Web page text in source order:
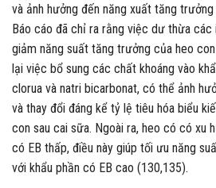
và ảnh hưởng đến năng xuất tăng
Báo cáo đã chỉ ra rằng việc dư thừa các
giảm năng suất tăng trưởng của heo
lại việc bổ sung các chất khoáng vào
clorua và natri bicarbonat, có thể ảnh
và thay đổi đáng kể tỷ lệ tiêu hóa biểu
con sau cai sữa. Ngoài ra, heo có có xu
có EB thấp, điều này giúp tối ưu năng
với khẩu phần có EB cao (130,135).